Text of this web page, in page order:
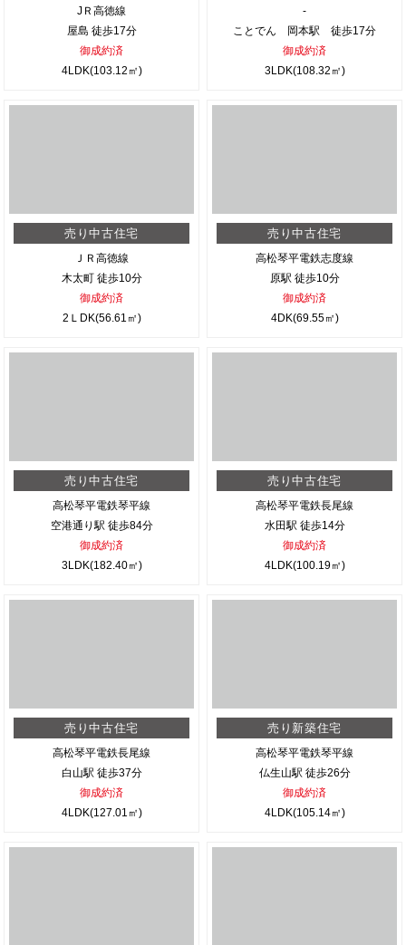
JＲ高徳線
屋島 徒歩17分
御成約済
4LDK(103.12㎡)
-
ことでん 岡本駅 徒歩17分
御成約済
3LDK(108.32㎡)
売り中古住宅
ＪＲ高徳線
木太町 徒歩10分
御成約済
2ＬDK(56.61㎡)
売り中古住宅
高松琴平電鉄志度線
原駅 徒歩10分
御成約済
4DK(69.55㎡)
売り中古住宅
高松琴平電鉄琴平線
空港通り駅 徒歩84分
御成約済
3LDK(182.40㎡)
売り中古住宅
高松琴平電鉄長尾線
水田駅 徒歩14分
御成約済
4LDK(100.19㎡)
売り中古住宅
高松琴平電鉄長尾線
白山駅 徒歩37分
御成約済
4LDK(127.01㎡)
売り新築住宅
高松琴平電鉄琴平線
仏生山駅 徒歩26分
御成約済
4LDK(105.14㎡)